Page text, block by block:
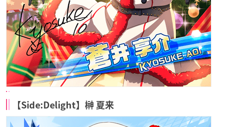
【Side:Delight】榊 夏来